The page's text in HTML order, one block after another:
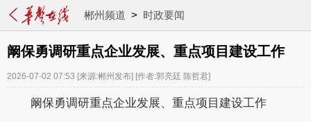
郴州频道 > 时政要闻
阚保勇调研重点企业发展、重点项目建设工作
2026-07-02 07:53 [来源:郴州发布] [作者:郭亮廷 陈哲君]
阚保勇调研重点企业发展、重点项目建设工作